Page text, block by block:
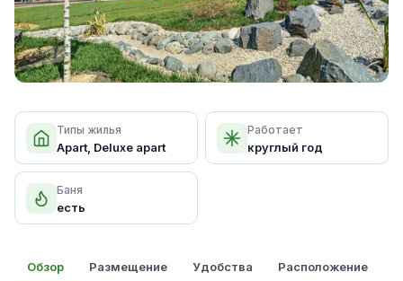
Типы жилья
Apart, Deluxe apart
Работает
круглый год
Баня
есть
Обзор Размещение Удобства Расположение